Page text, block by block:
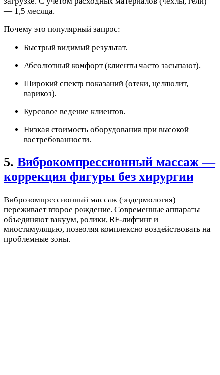
— 1,5 месяца.
Почему это популярный запрос:
Быстрый видимый результат.
Абсолютный комфорт (клиенты часто засыпают).
Широкий спектр показаний (отеки, целлюлит,
варикоз).
Курсовое ведение клиентов.
Низкая стоимость оборудования при высокой
востребованности.
5. Виброкомпрессионный массаж —
коррекция фигуры без хирургии
Виброкомпрессионный массаж (эндермология)
переживает второе рождение. Современные аппараты
объединяют вакуум, ролики, RF-лифтинг и
миостимуляцию, позволяя комплексно воздействовать на
проблемные зоны.